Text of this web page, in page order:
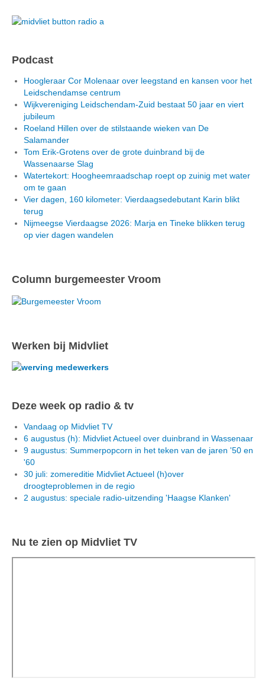
Podcast
Hoogleraar Cor Molenaar over leegstand en kansen voor het
Leidschendamse centrum
Wijkvereniging Leidschendam-Zuid bestaat 50 jaar en viert
jubileum
Roeland Hillen over de stilstaande wieken van De
Salamander
Tom Erik-Grotens over de grote duinbrand bij de
Wassenaarse Slag
Watertekort: Hoogheemraadschap roept op zuinig met water
om te gaan
Vier dagen, 160 kilometer: Vierdaagsedebutant Karin blikt
terug
Nijmeegse Vierdaagse 2026: Marja en Tineke blikken terug
op vier dagen wandelen
Column burgemeester Vroom
Werken bij Midvliet
Deze week op radio & tv
Vandaag op Midvliet TV
6 augustus (h): Midvliet Actueel over duinbrand in Wassenaar
9 augustus: Summerpopcorn in het teken van de jaren '50 en
'60
30 juli: zomereditie Midvliet Actueel (h)over
droogteproblemen in de regio
2 augustus: speciale radio-uitzending 'Haagse Klanken'
Nu te zien op Midvliet TV